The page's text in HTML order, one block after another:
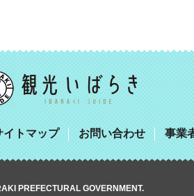
イトマップ お問い合わせ 事業
PREFECTURAL GOVERNMENT.